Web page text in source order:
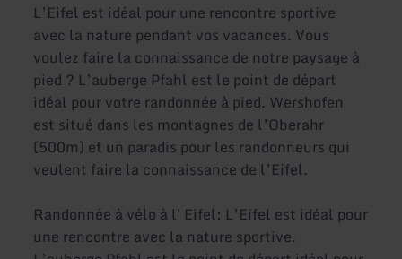
L’Eifel est idéal pour une rencontre sportive
avec la nature pendant vos vacances. Vous
voulez faire la connaissance de notre paysage à
pied ? L’auberge Pfahl est le point de départ
idéal pour votre randonnée à pied. Wershofen
est situé dans les montagnes de l’Oberahr
(500m) et un paradis pour les randonneurs qui
veulent faire la connaissance de l’Eifel.
Randonnée à vélo à l' Eifel: L’Eifel est idéal pour
une rencontre avec la nature sportive.